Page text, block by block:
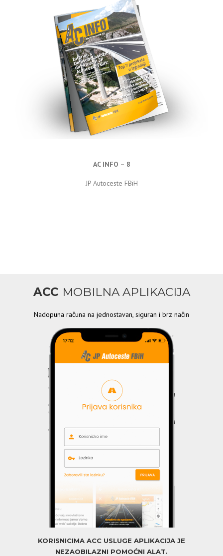
AC INFO – 8
JP Autoceste FBiH
ACC MOBILNA APLIKACIJA
Nadopuna računa na jednostavan, siguran i brz način
KORISNICIMA ACC USLUGE APLIKACIJA JE
NEZAOBILAZNI POMOĆNI ALAT.